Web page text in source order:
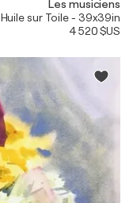
Les musiciens
Huile sur Toile - 39x39in
4 520 $US